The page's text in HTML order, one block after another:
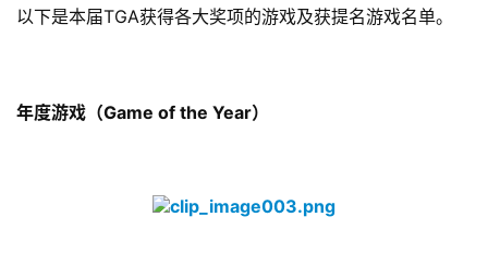
以下是本届TGA获得各大奖项的游戏及获提名游戏名单。
年度游戏（Game of the Year）